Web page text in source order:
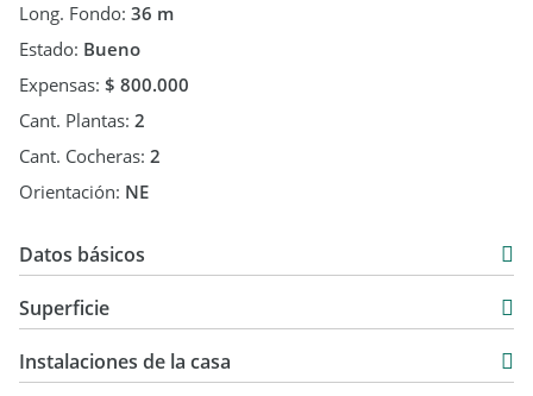
Long. Fondo: 36 m
Estado: Bueno
Expensas: $ 800.000
Cant. Plantas: 2
Cant. Cocheras: 2
Orientación: NE
Datos básicos
USD 180.000
Superficie
645 m2
Instalaciones de la casa